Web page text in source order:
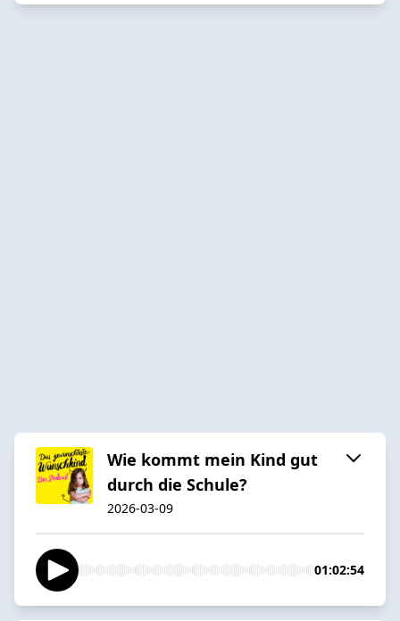
Wie kommt mein Kind gut
durch die Schule?
2026-03-09
01:02:54